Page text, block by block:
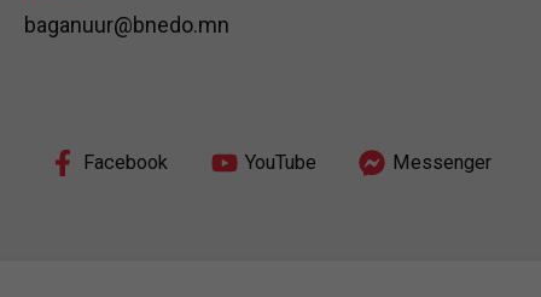
baganuur@bnedo.mn
Facebook YouTube Messenger